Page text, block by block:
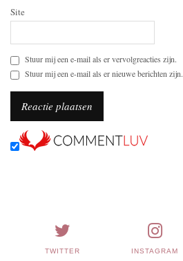
Site
Stuur mij een e-mail als er vervolgreacties zijn.
Stuur mij een e-mail als er nieuwe berichten zijn.
TWITTER INSTAGRAM